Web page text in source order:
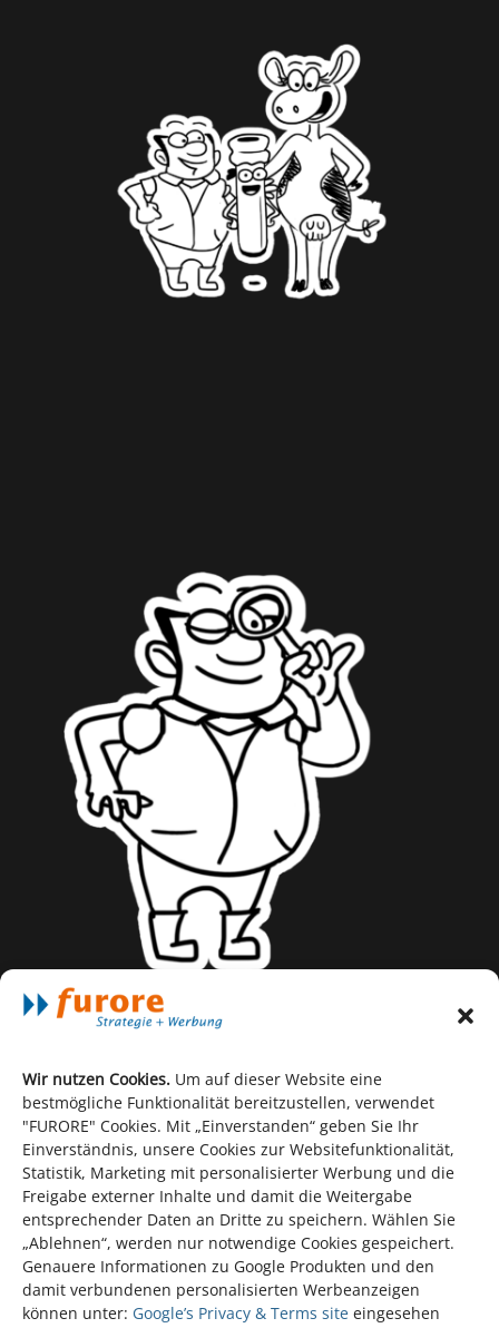
Wir nutzen Cookies. Um auf dieser Website eine
bestmögliche Funktionalität bereitzustellen, verwendet
"FURORE" Cookies. Mit „Einverstanden“ geben Sie Ihr
Einverständnis, unsere Cookies zur Websitefunktionalität,
Statistik, Marketing mit personalisierter Werbung und die
Freigabe externer Inhalte und damit die Weitergabe
entsprechender Daten an Dritte zu speichern. Wählen Sie
„Ablehnen“, werden nur notwendige Cookies gespeichert.
Genauere Informationen zu Google Produkten und den
damit verbundenen personalisierten Werbeanzeigen
können unter: Google’s Privacy & Terms site eingesehen